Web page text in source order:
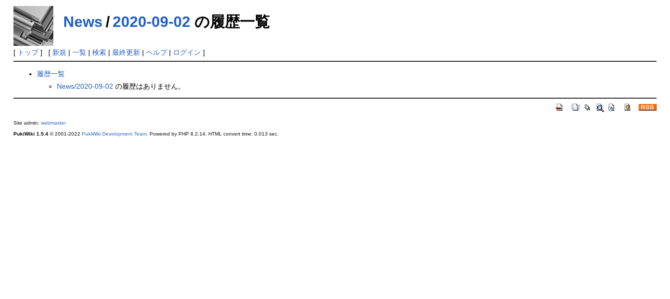
News / 2020-09-02 の履歴一覧
[ トップ] [ 新規 | 一覧| 検索| 最終更新| ヘルプ| ログイン ]
履歴一覧
News/2020-09-02 の履歴はありません。
Site admin: webmaster
PukiWiki 1.5.4© 2001-2022 PukiWiki Development Team. Powered by PHP 8.2.14. HTML convert time: 0.013 sec.